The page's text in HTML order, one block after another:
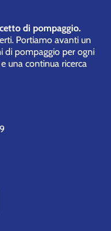
di pompaggio.
Portiamo avanti un
di pompaggio per ogni
una continua ricerca